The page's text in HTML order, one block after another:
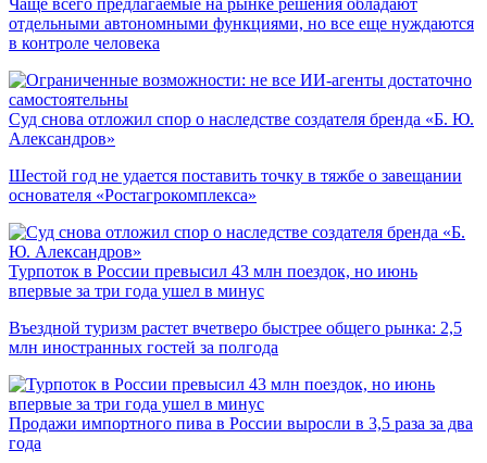
Чаще всего предлагаемые на рынке решения обладают
отдельными автономными функциями, но все еще нуждаются
в контроле человека
Суд снова отложил спор о наследстве создателя бренда «Б. Ю.
Александров»
Шестой год не удается поставить точку в тяжбе о завещании
основателя «Ростагрокомплекса»
Турпоток в России превысил 43 млн поездок, но июнь
впервые за три года ушел в минус
Въездной туризм растет вчетверо быстрее общего рынка: 2,5
млн иностранных гостей за полгода
Продажи импортного пива в России выросли в 3,5 раза за два
года